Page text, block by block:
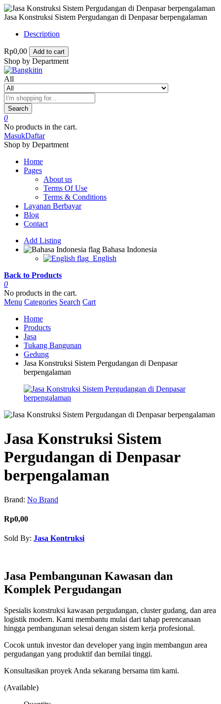
Jasa Konstruksi Sistem Pergudangan di Denpasar berpengalaman
Description
Rp0,00 Add to cart
Shop by Department
All
Search
0
No products in the cart.
MasukDaftar
Shop by Department
Home
Pages
About us
Terms Of Use
Terms & Conditions
Layanan Berbayar
Blog
Contact
Add Listing
Bahasa Indonesia
English
Back to Products
0
No products in the cart.
Menu Categories Search Cart
Home
Products
Jasa
Tukang Bangunan
Gedung
Jasa Konstruksi Sistem Pergudangan di Denpasar
berpengalaman
Jasa Konstruksi Sistem
Pergudangan di Denpasar
berpengalaman
Brand: No Brand
Rp0,00
Sold By: Jasa Kontruksi
Jasa Pembangunan Kawasan dan
Komplek Pergudangan
Spesialis konstruksi kawasan pergudangan, cluster gudang, dan area
logistik modern. Kami membantu mulai dari tahap perencanaan
hingga pembangunan selesai dengan sistem kerja profesional.
Cocok untuk investor dan developer yang ingin membangun area
pergudangan yang produktif dan bernilai tinggi.
Konsultasikan proyek Anda sekarang bersama tim kami.
(Available)